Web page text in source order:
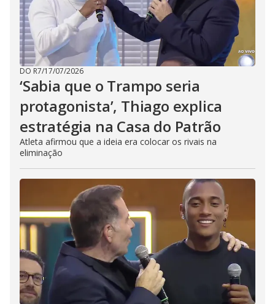
DO R7/17/07/2026
‘Sabia que o Trampo seria
protagonista’, Thiago explica
estratégia na Casa do Patrão
Atleta afirmou que a ideia era colocar os rivais na
eliminação